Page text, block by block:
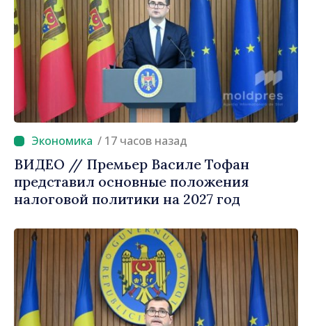
/ 17 часов назад
ВИДЕО // Премьер Василе Тофан
представил основные положения
налоговой политики на 2027 год